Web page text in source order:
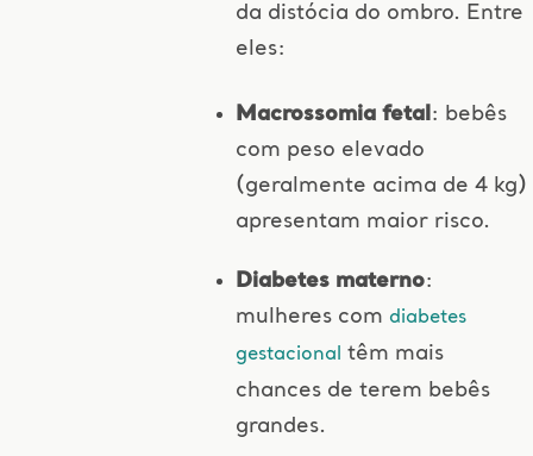
da distócia do ombro. Entre
eles:
Macrossomia fetal : bebês
com peso elevado
(geralmente acima de 4 kg)
apresentam maior risco.
Diabetes materno:
mulheres com diabetes
gestacional
têm mais
chances de terem bebês
grandes.